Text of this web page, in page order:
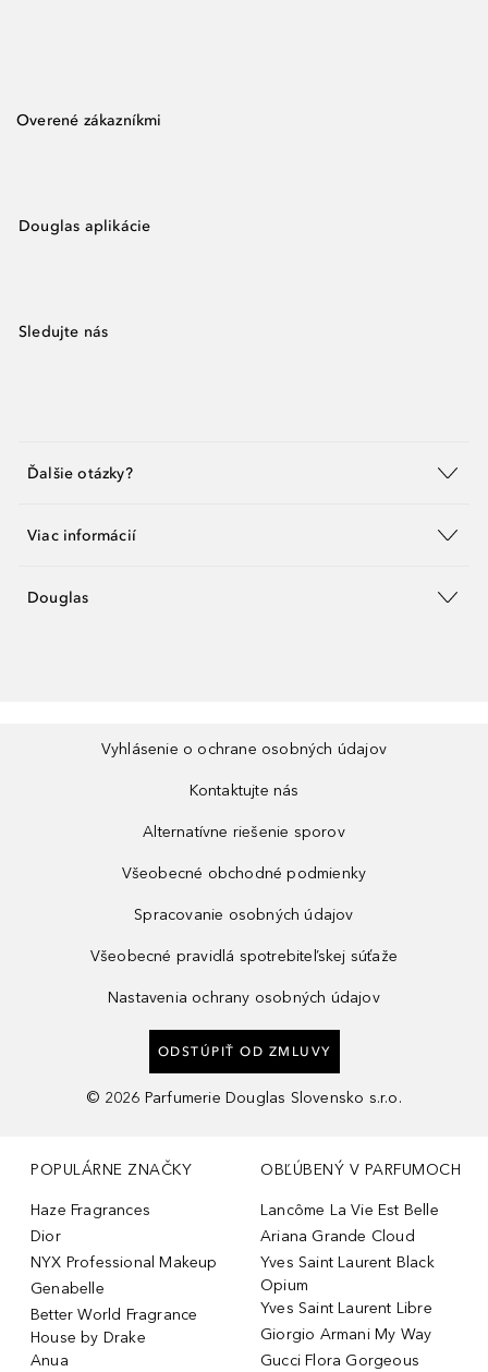
Overené zákazníkmi
Douglas aplikácie
Sledujte nás
Ďalšie otázky?
Viac informácií
Douglas
Vyhlásenie o ochrane osobných údajov
Kontaktujte nás
Alternatívne riešenie sporov
Všeobecné obchodné podmienky
Spracovanie osobných údajov
Všeobecné pravidlá spotrebiteľskej súťaže
Nastavenia ochrany osobných údajov
ODSTÚPIŤ OD ZMLUVY
© 2026 Parfumerie Douglas Slovensko s.r.o.
POPULÁRNE ZNAČKY
Haze Fragrances
Dior
NYX Professional Makeup
Genabelle
Better World Fragrance
House by Drake
Anua
OBĽÚBENÝ V PARFUMOCH
Lancôme La Vie Est Belle
Ariana Grande Cloud
Yves Saint Laurent Black
Opium
Yves Saint Laurent Libre
Giorgio Armani My Way
Gucci Flora Gorgeous